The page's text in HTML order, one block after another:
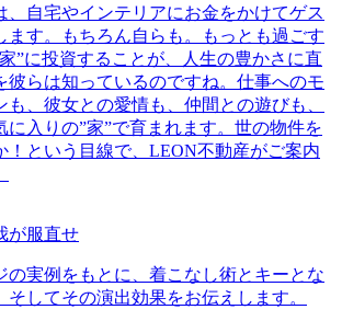
、自宅やインテリアにお金をかけてゲス
ます。もちろん自らも。もっとも過ごす
”に投資することが、人生の豊かさに直
彼らは知っているのですね。仕事へのモ
も、彼女との愛情も、仲間との遊びも、
に入りの”家”で育まれます。世の物件を
！という目線で、LEON不動産がご案内
が服直せ
の実例をもとに、着こなし術とキーとな
そしてその演出効果をお伝えします。